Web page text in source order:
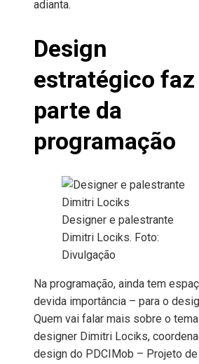
adianta.
Design
estratégico faz
parte da
programação
Designer e palestrante
Dimitri Lociks. Foto:
Divulgação
Na programação, ainda tem
devida importância – para o
Quem vai falar mais sobre o
designer Dimitri Lociks,
design do PDCIMob – Projeto de